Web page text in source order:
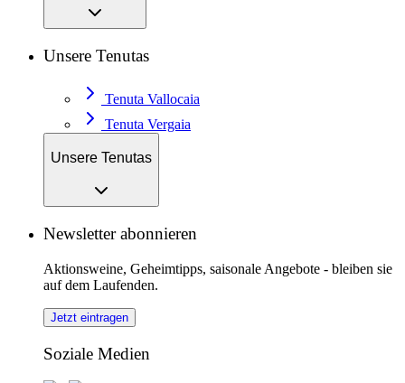
Unsere Tenutas
Tenuta Vallocaia
Tenuta Vergaia
Unsere Tenutas
Newsletter abonnieren
Aktionsweine, Geheimtipps, saisonale Angebote - bleiben sie
auf dem Laufenden.
Jetzt eintragen
Soziale Medien